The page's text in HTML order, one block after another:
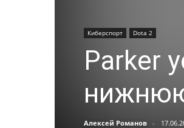
Киберспорт Dota 2
Parker
Алексей Романов -